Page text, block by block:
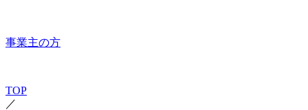
事業主の方
TOP
／